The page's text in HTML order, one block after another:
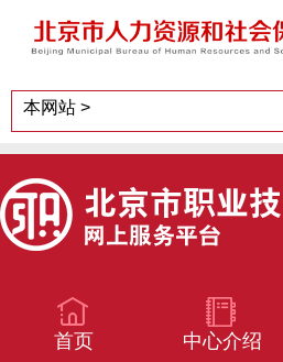
首页 中心介绍